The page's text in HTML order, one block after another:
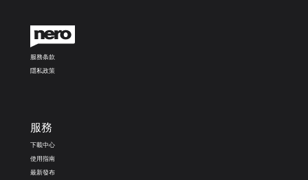
服務条款
隱私政策
服務
下載中心
使用指南
最新發布